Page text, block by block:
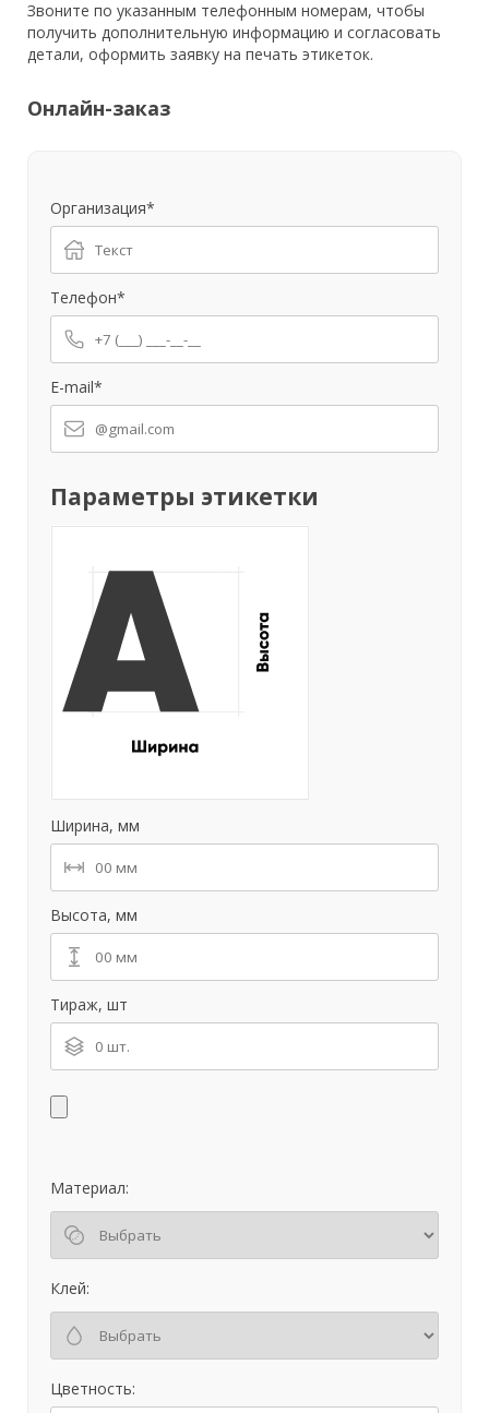
Звоните по указанным телефонным номерам, чтобы
получить дополнительную информацию и согласовать
детали, оформить заявку на печать этикеток.
Онлайн-заказ
Организация*
Телефон*
E-mail*
Параметры этикетки
Ширина, мм
Высота, мм
Тираж, шт
Материал:
Клей:
Цветность: